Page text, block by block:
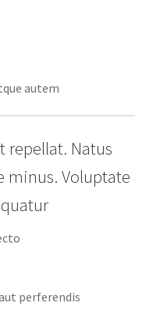
autem
repellat. Natus
minus. Voluptate
perferendis